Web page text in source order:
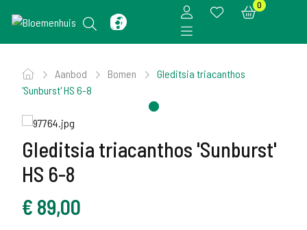
0
Aanbod Bomen
Gleditsia triacanthos
'Sunburst' HS 6-8
Gleditsia triacanthos 'Sunburst'
HS 6-8
€ 89,00